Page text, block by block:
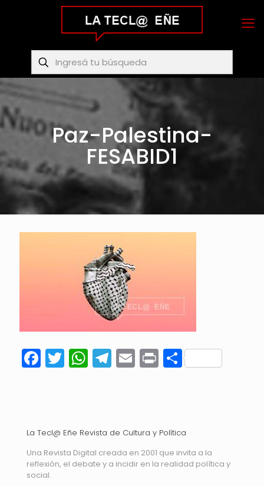
Paz-Palestina-
FESABID1
Facebook
Twitter
WhatsApp
Telegram
Email
Print
La Tecl@ Eñe Revista de Cultura y Política
Una Revista Digital creada en 2001 que invita a la
reflexión, el debate y a incidir en la realidad política y
social.